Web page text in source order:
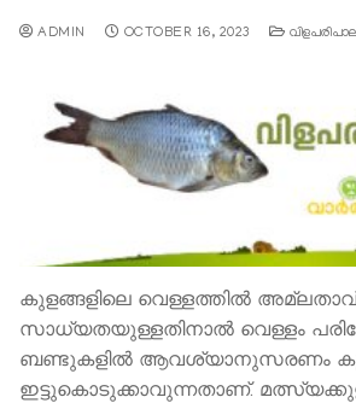
ADMIN OCTOBER 16, 2023
കുളങ്ങളിലെ വെള്ളത്തില്‍
സാധ്യതയുള്ളതിനാല്‍ വെള്ളം
ബണ്ടുകളില്‍ ആവശ്യാനുസരണം
ഇട്ടുകൊടുക്കാവുന്നതാണ്.